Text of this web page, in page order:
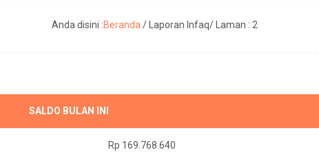
Anda disini :Beranda / Laporan Infaq/ Laman : 2
SALDO BULAN INI
Rp 169.768.640